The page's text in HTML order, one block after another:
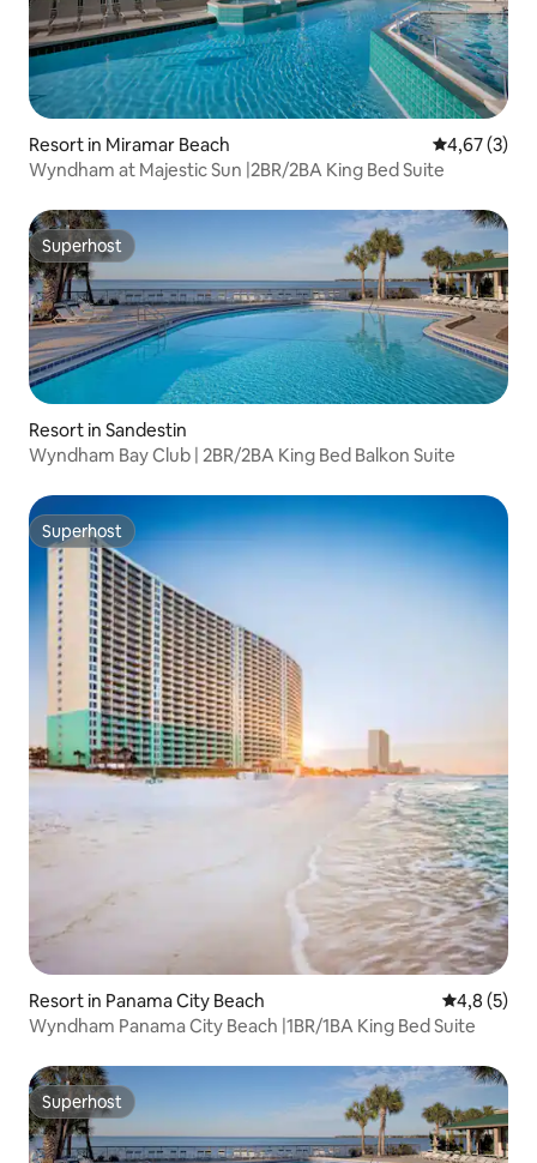
Resort in Miramar Beach
4,67 (3)
Wyndham at Majestic Sun |2BR/2BA King Bed Suite
Superhost
Superhost
Resort in Sandestin
Wyndham Bay Club | 2BR/2BA King Bed Balkon Suite
Superhost
Superhost
Resort in Panama City Beach
4,8 (5)
Wyndham Panama City Beach |1BR/1BA King Bed Suite
Superhost
Superhost